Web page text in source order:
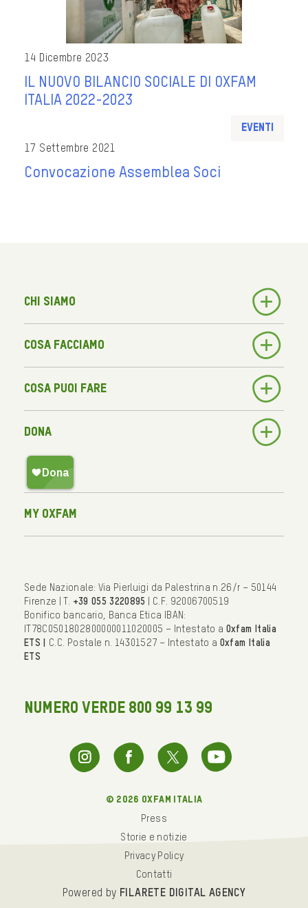
14 Dicembre 2023
IL NUOVO BILANCIO SOCIALE DI OXFAM
ITALIA 2022-2023
Eventi
17 Settembre 2021
Convocazione Assemblea Soci
Chi siamo
Cosa facciamo
Cosa puoi fare
Dona
My Oxfam
Sede Nazionale: Via Pierluigi da Palestrina n.26/r – 50144
Firenze | T. +39 055 3220895
| C.F. 92006700519
Bonifico bancario, Banca Etica IBAN:
IT78C0501802800000011020005 – Intestato a Oxfam Italia
ETS | C.C. Postale n. 14301527 – Intestato a Oxfam Italia
ETS
NUMERO VERDE 800 99 13 99
© 2026 oxfam italia
Press
Storie e notizie
Privacy Policy
Contatti
Powered by FILARETE DIGITAL AGENCY